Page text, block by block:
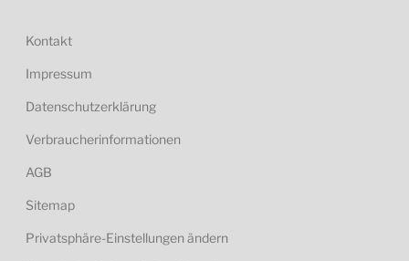
Kontakt
Impressum
Datenschutzerklärung
Verbraucherinformationen
AGB
Sitemap
Privatsphäre-Einstellungen ändern